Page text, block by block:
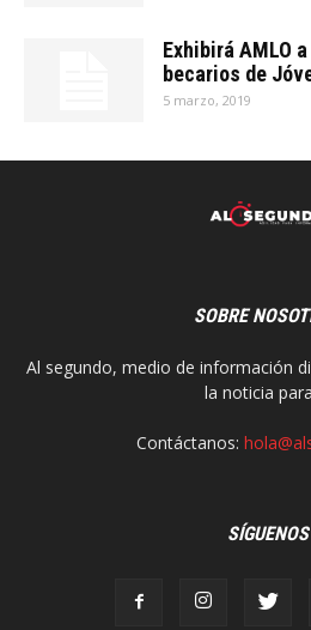
Exhibirá AMLO
becarios de
5 marzo, 2019
SOBRE
Al segundo, medio de información
la noticia
Contáctanos:
SÍGUENOS